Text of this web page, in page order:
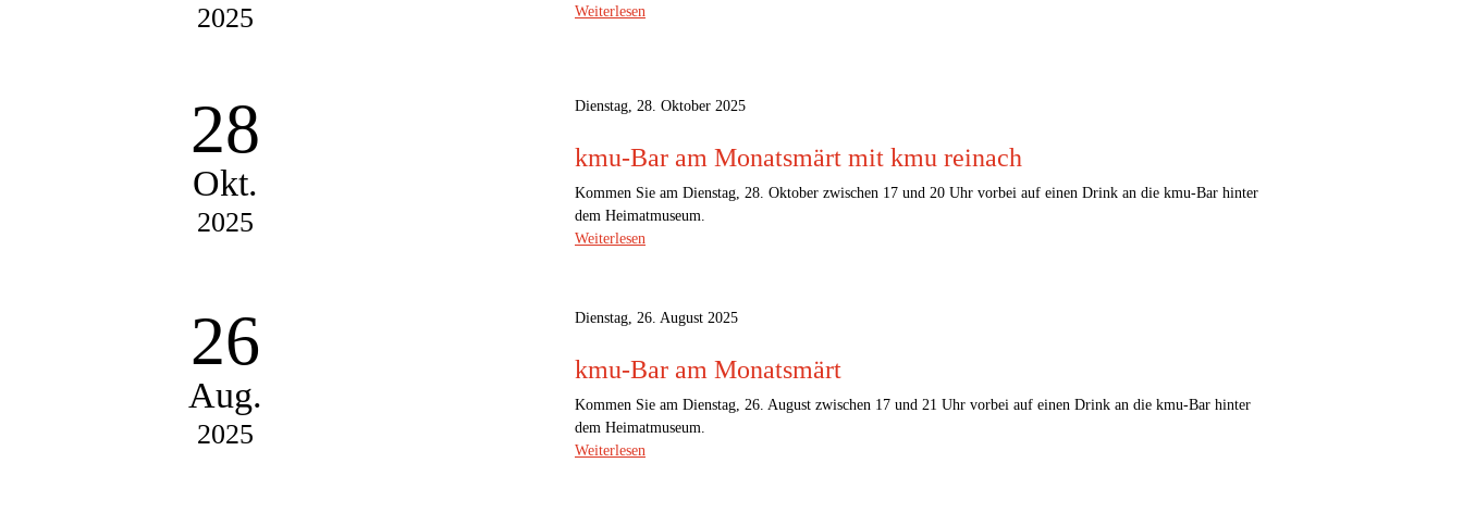
2025
Weiterlesen
28
Okt.
2025
Dienstag, 28. Oktober 2025
kmu-Bar am Monatsmärt mit kmu reinach
Kommen Sie am Dienstag, 28. Oktober zwischen 17 und 20 Uhr vorbei auf einen Drink an die kmu-Bar hinter
dem Heimatmuseum.
Weiterlesen
26
Aug.
2025
Dienstag, 26. August 2025
kmu-Bar am Monatsmärt
Kommen Sie am Dienstag, 26. August zwischen 17 und 21 Uhr vorbei auf einen Drink an die kmu-Bar hinter
dem Heimatmuseum.
Weiterlesen